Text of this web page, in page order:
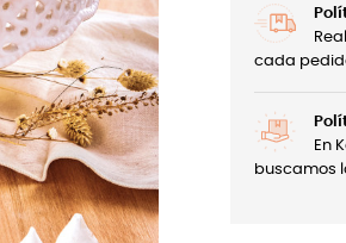
cada
En
buscamos